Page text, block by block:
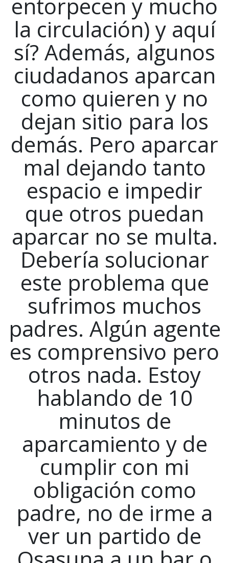
la circulación) y aquí
sí? Además, algunos
ciudadanos aparcan
como quieren y no
dejan sitio para los
demás. Pero aparcar
mal dejando tanto
espacio e impedir
que otros puedan
aparcar no se multa.
Debería solucionar
este problema que
sufrimos muchos
padres. Algún agente
es comprensivo pero
otros nada. Estoy
hablando de 10
minutos de
aparcamiento y de
cumplir con mi
obligación como
padre, no de irme a
ver un partido de